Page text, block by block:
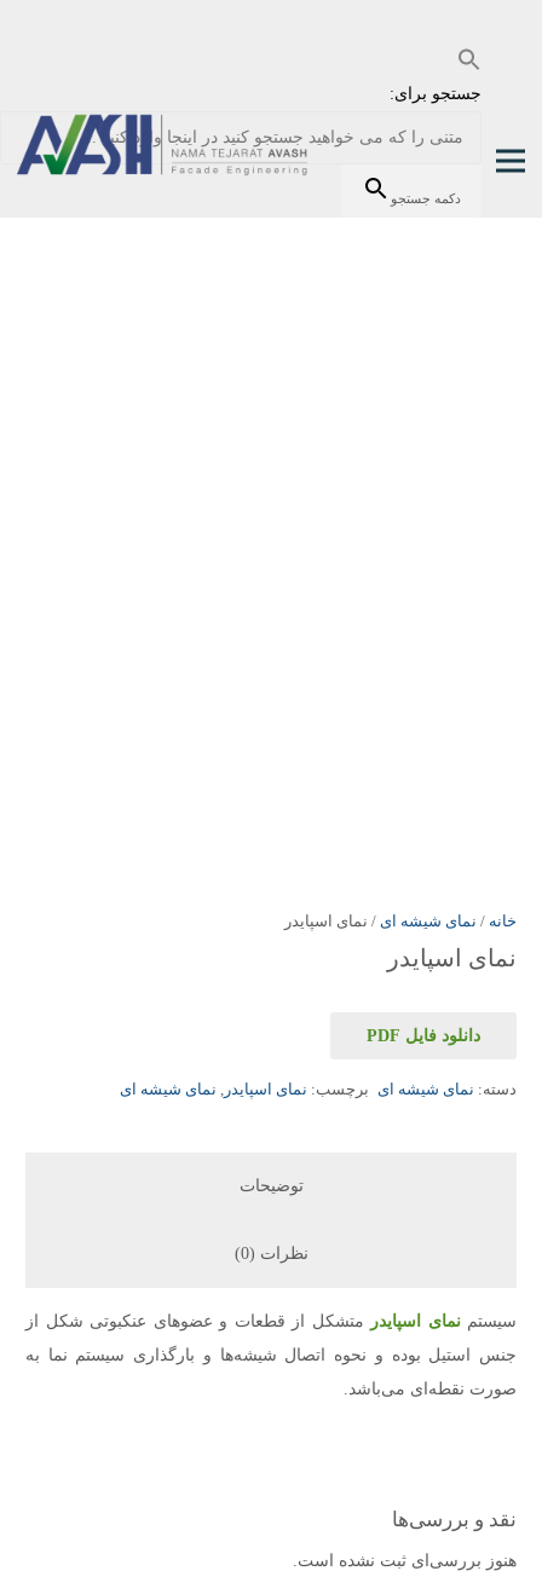
جستجو برای:
دکمه جستجو
خانه / نمای شیشه ای / نمای اسپایدر
نمای اسپایدر
دانلود فایل PDF
دسته: نمای شیشه ای برچسب: نمای اسپایدر نمای شیشه ای
توضیحات
نظرات (0)
سیستمنمای اسپایدر
متشکل از قطعات و عضوهای عنکبوتی شکل از
جنس استیل بوده و نحوه اتصال شیشه‌ها و بارگذاری سیستم نما به
صورت نقطه‌ای می‌باشد.
نقد و بررسی‌ها
هنوز بررسی‌ای ثبت نشده است.